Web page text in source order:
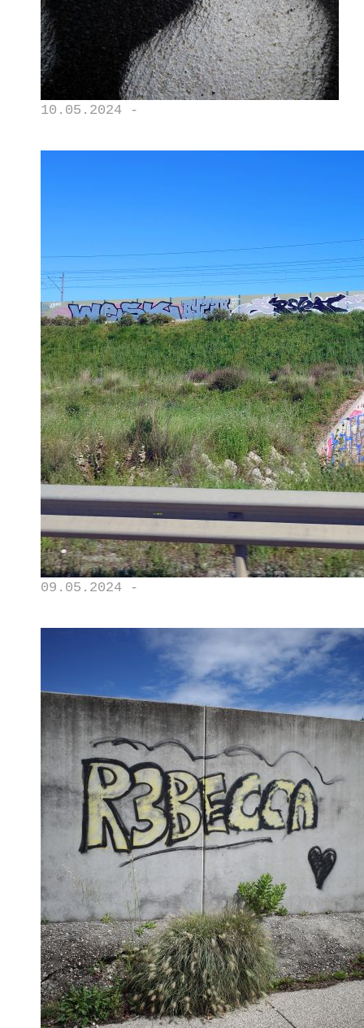
10.05.2024 -
09.05.2024 -